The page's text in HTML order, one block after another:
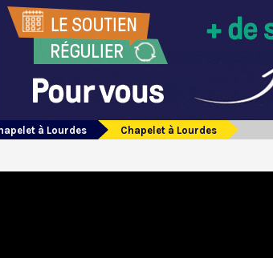
à Lourdes Chapelet à Lourdes